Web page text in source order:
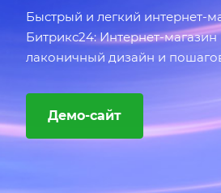
Быстрый и легкий интернет-
Битрикс24: Интернет-
лаконичный дизайн и
Демо-сайт